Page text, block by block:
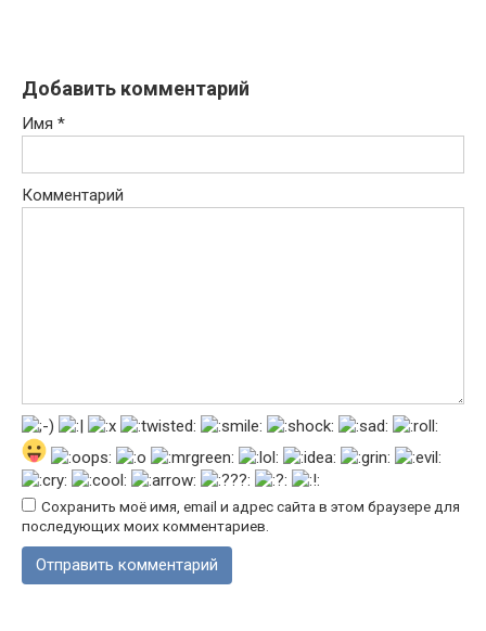
Добавить комментарий
Имя *
Комментарий
Сохранить моё имя, email и адрес сайта в этом браузере для
последующих моих комментариев.